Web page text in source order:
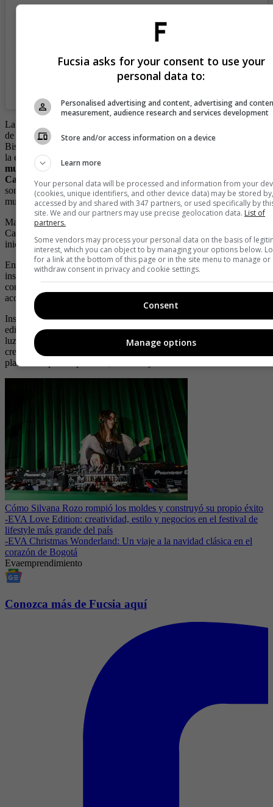
La experiencia gastronómica también ocupa un lugar central. Cerca
de 90 propuestas se distribuyen entre espacios como Café Rosa,
Bistró y Camelia, creando pausas dentro del recorrido y ampliando
la experiencia sensorial del visitante.
musical con más de 40 artistas y agrupaciones como Isa Roldán,
Camilo Pombo y Lyanna Cadil,
quienes llevarán al escenario
sonidos que van desde el jazz y los boleros hasta músicas del
mundo.
Manteniendo su pilar social, la feria apoyará a la Fundación
Cardioinfantil – LaCardio, reafirmando su compromiso con
iniciativas de impacto social.
En esta edición, el concepto gira en torno a la transformación,
inspirado en la primavera y en una estética de elegancia francesa,
con flores, pájaros y luz que evocan nuevos comienzos y
acompañan el renacer de cada marca que hace parte.
Inspirada en la transformación y en el espíritu de la primavera, esta
edición apuesta por una narrativa visual llena de flores, pájaros y
luz, símbolos que evocan nuevos comienzos y acompañan el
crecimiento de las marcas que encuentran en este espacio una
plataforma para expandirse, conectar y evolucionar.
Cómo Silvana Rozo rompió los moldes y construyó su propio éxito
-EVA Love Edition: creatividad, estilo y negocios en el festival de
lifestyle más grande del país
-EVA Christmas Wonderland: Un viaje a la navidad clásica en el
corazón de Bogotá
Evaemprendimiento
Conozca más de Fucsia aquí
Fucsia asks for your consent to use your
personal data to:
Personalised advertising and content, advertising and
measurement, audience research and services development
Store and/or access information on a device
Learn more
Your personal data will be processed and information from your
(cookies, unique identifiers, and other device data) may be stored by,
accessed by and shared with 347 partners, or used specifically by
site. We and our partners may use precise geolocation data. List of
partners.
Some vendors may process your personal data on the basis of
interest, which you can object to by managing your options below.
for a link at the bottom of this page or in the site menu to manage or
withdraw consent in privacy and cookie settings.
Consent
Manage options